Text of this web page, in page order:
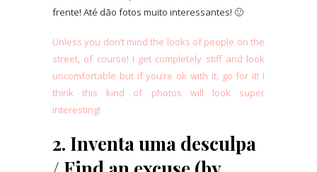
frente! Até dão fotos muito interessantes! 🙂
Unless you don’t mind the looks of people on the
street, of course! I get completely stiff and look
uncomfortable but if you’re ok with it, go for it! I
think this kind of photos will look super
interesting!
2. Inventa uma desculpa